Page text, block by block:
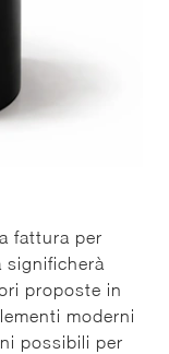
fattura per
significherà
proposte in
moderni
possibili per